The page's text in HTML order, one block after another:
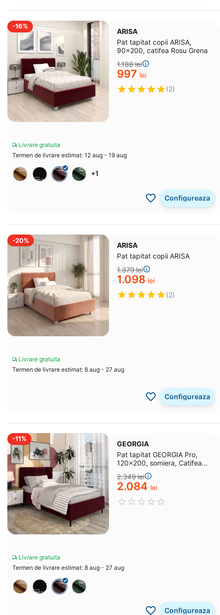
-16%
ARISA
Pat tapitat copii ARISA,
90x200, catifea Rosu Grena
1.188lei
‍997‍ lei
(2)
Livrare gratuita
Termen de livrare estimat: 12 aug - 19 aug
+1
Configureaza
-20%
ARISA
Pat tapitat copii ARISA
1.379lei
1.098 lei
(2)
Livrare gratuita
Termen de livrare estimat: 8 aug - 27 aug
Configureaza
-11%
GEORGIA
Pat tapitat GEORGIA Pro,
120x200, somiera, Catifea
Rosu Grena
2.349lei
2.084 lei
Livrare gratuita
Termen de livrare estimat: 8 aug - 27 aug
Configureaza